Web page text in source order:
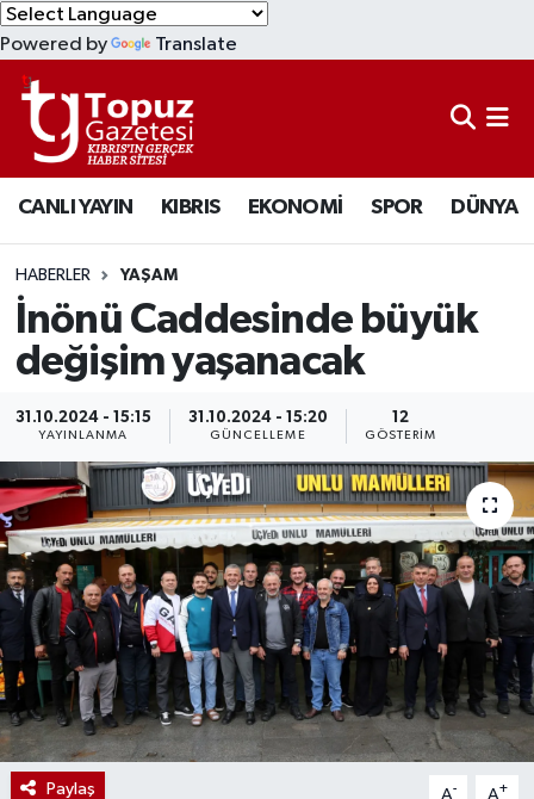
Powered by Translate
CANLI YAYIN KIBRIS EKONOMİ SPOR DÜNYA
HABERLER YAŞAM
İnönü Caddesinde büyük
değişim yaşanacak
31.10.2024 - 15:15
YAYINLANMA
31.10.2024 - 15:20
GÜNCELLEME
12
GÖSTERIM
Paylaş A- A+
KIBRIS
DÜNYA
EKONOMİ
MAGAZİN
SAĞLIK
TÜRKİYE
Lefkoşa Nöbetçi Eczaneler
Lefkoşa Hava Durumu
Lefkoşa Trafik Yoğunluk Haritası
Süper Lig Puan Durumu ve Fikstür
Tüm Manşetler